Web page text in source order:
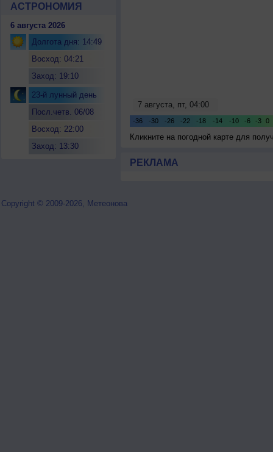
АСТРОНОМИЯ
6 августа 2026
Долгота дня: 14:49
Восход: 04:21
Заход: 19:10
23-й лунный день
Посл.четв. 06/08
Восход: 22:00
Заход: 13:30
Кликните на погодной карте для
РЕКЛАМА
Copyright © 2009-2026, Метеонова